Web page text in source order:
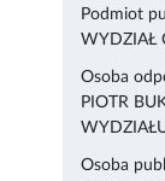
Podmiot
WYDZIAŁ
Osoba
PIOTR
Osoba